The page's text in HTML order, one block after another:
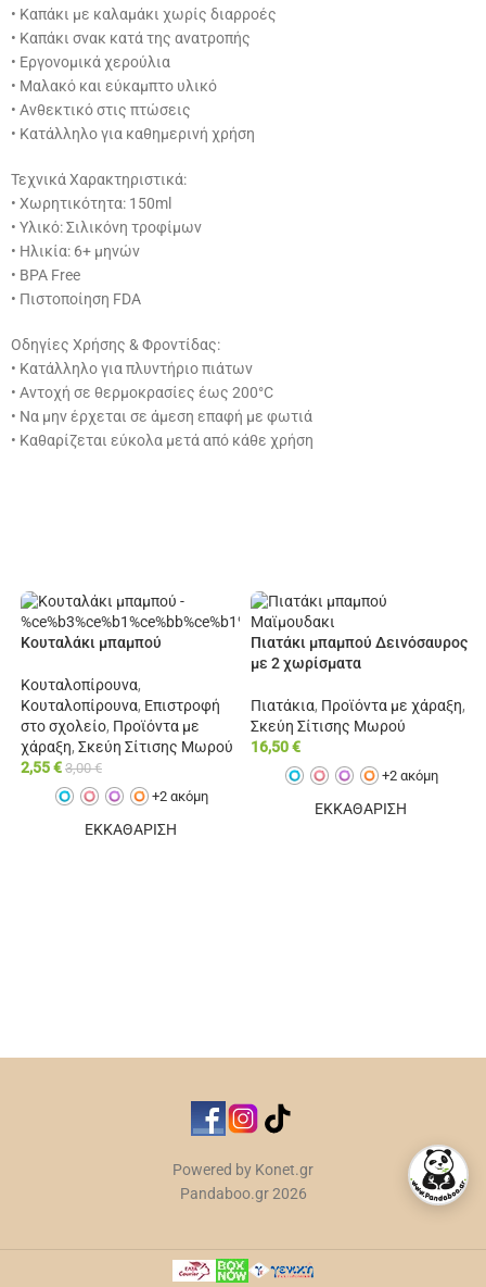
• Καπάκι με καλαμάκι χωρίς διαρροές
• Καπάκι σνακ κατά της ανατροπής
• Εργονομικά χερούλια
• Μαλακό και εύκαμπτο υλικό
• Ανθεκτικό στις πτώσεις
• Κατάλληλο για καθημερινή χρήση
Τεχνικά Χαρακτηριστικά:
• Χωρητικότητα: 150ml
• Υλικό: Σιλικόνη τροφίμων
• Ηλικία: 6+ μηνών
• BPA Free
• Πιστοποίηση FDA
Οδηγίες Χρήσης & Φροντίδας:
• Κατάλληλο για πλυντήριο πιάτων
• Αντοχή σε θερμοκρασίες έως 200°C
• Να μην έρχεται σε άμεση επαφή με φωτιά
• Καθαρίζεται εύκολα μετά από κάθε χρήση
Κουταλάκι μπαμπού
Κουταλοπίρουνα,
Κουταλοπίρουνα, Επιστροφή
στο σχολείο, Προϊόντα με
χάραξη, Σκεύη Σίτισης Μωρού
2,55€ 3,00€
+2 ακόμη
ΕΚΚΑΘΑΡΙΣΗ
Πιατάκι μπαμπού Δεινόσαυρος
με 2 χωρίσματα
Πιατάκια, Προϊόντα με χάραξη,
Σκεύη Σίτισης Μωρού
16,50€
+2 ακόμη
ΕΚΚΑΘΑΡΙΣΗ
Powered by Konet.gr
Pandaboo.gr 2026